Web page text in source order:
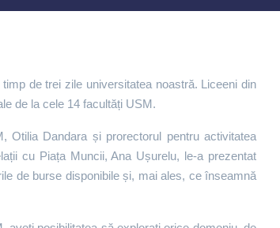
de trei zile universitatea noastră. Liceeni din
de la cele 14 facultăți USM.
Otilia Dandara și prorectorul pentru activitatea
cu Piața Muncii, Ana Ușurelu, le-a prezentat
de burse disponibile și, mai ales, ce înseamnă